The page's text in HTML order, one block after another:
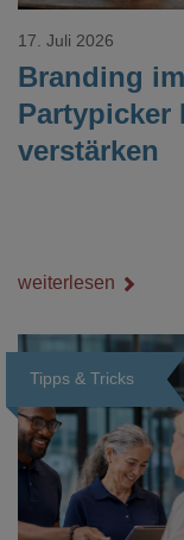
Branding
Partypicker
verstärken
17. Juli 2026
weiterlesen
Tipps & Tricks